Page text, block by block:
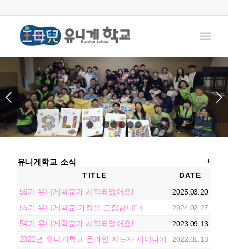
다음
1 2 3 4 5 6 7
유니게학교 소식
TITLE DATE
56기 유니게학교가 시작되었어요! 2025.03.20
55기 유니게학교 가정을 모집합니다! 2024.02.27
54기 유니게학교가 시작되었어요! 2023.09.13
2022년 유니게학교 온라인 지도자 세미나에 초대합니다!
2022.01.13